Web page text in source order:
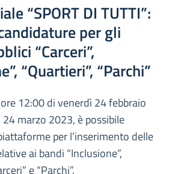
“SPORT DI TUTTI”:
per gli
“Carceri”,
“Quartieri”, “Parchi”
12:00 di venerdì 24 febbraio
marzo 2023, è possibile
per l’inserimento delle
ai bandi “Inclusione”,
e “Parchi”.